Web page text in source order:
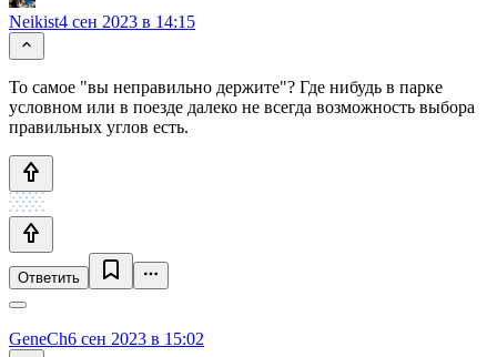
Neikist4 сен 2023 в 14:15
То самое "вы неправильно держите"? Где нибудь в парке
условном или в поезде далеко не всегда возможность выбора
правильных углов есть.
Ответить
GeneCh6 сен 2023 в 15:02